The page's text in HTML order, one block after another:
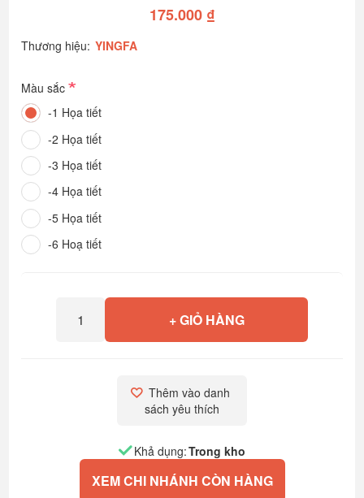
175.000 ₫
Thương hiệu: YINGFA
Màu sắc*
-1 Họa tiết
-2 Họa tiết
-3 Họa tiết
-4 Họa tiết
-5 Họa tiết
-6 Hoạ tiết
+ GIỎ HÀNG
Thêm vào danh
sách yêu thích
Khả dụng:Trong kho
XEM CHI NHÁNH CÒN HÀNG